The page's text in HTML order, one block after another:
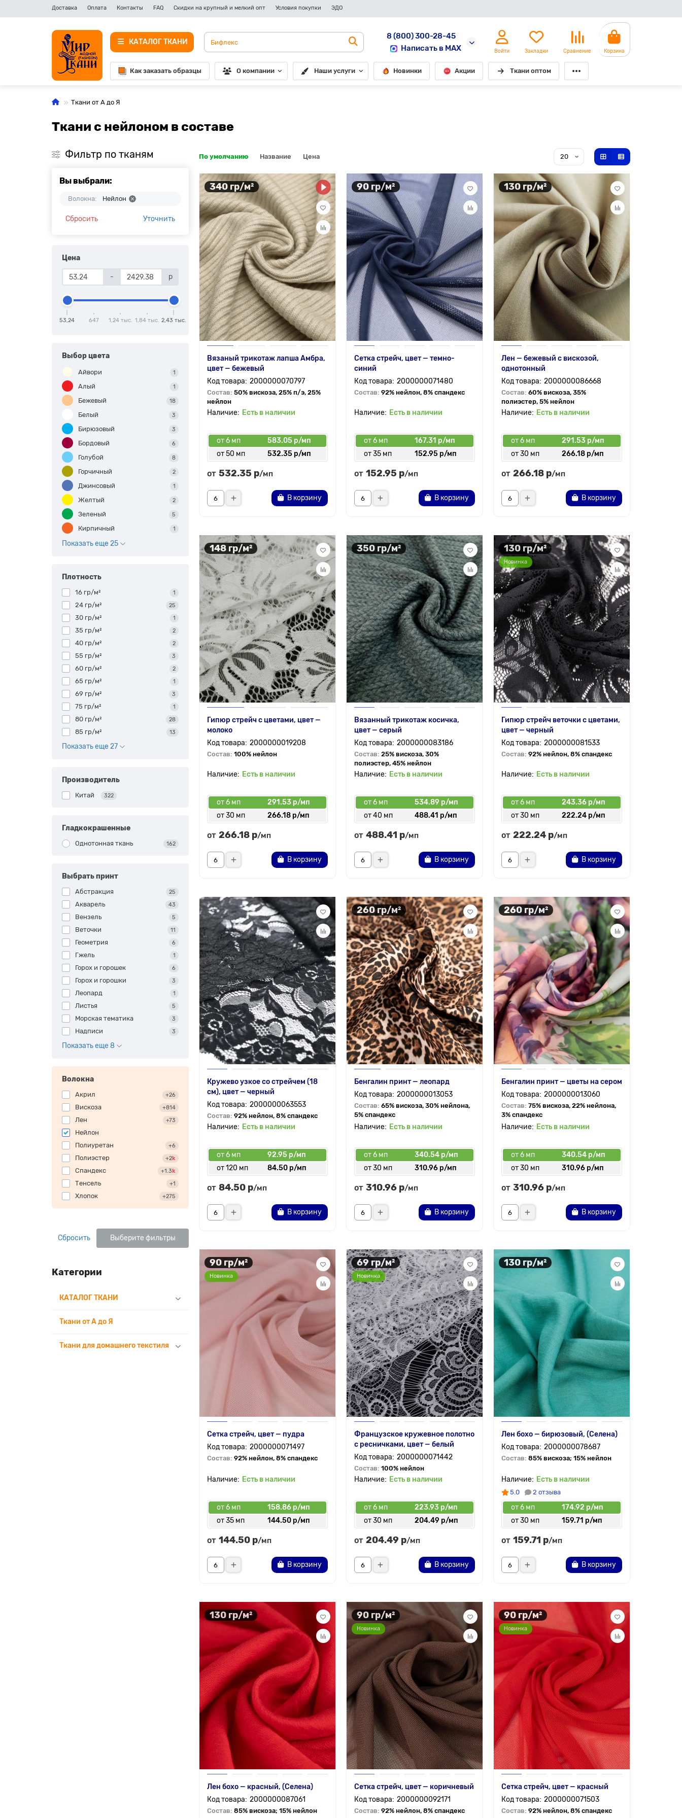
Доставка Оплата Контакты FAQ Скидки на крупный и мелкий опт Условия покупки ЭДО
КАТАЛОГ ТКАНИ
8 (800) 300-28-45
Написать в MAX
Войти Закладки Сравнение Корзина
Как заказать образцы О компании Наши услуги Новинки Акции Ткани оптом
Ткани от А до Я
Ткани с нейлоном в составе
Фильтр по тканям
Вы выбрали:
Волокна: Нейлон
Сбросить Уточнить
Цена
- р
53,24 647 1,24 тыс. 1,84 тыс. 2,43 тыс.
Выбор цвета
Айвори 1
Алый 1
Бежевый 18
Белый 3
Бирюзовый 3
Бордовый 6
Голубой 8
Горчичный 2
Джинсовый 1
Желтый 2
Зеленый 5
Кирпичный 1
Показать еще 25
Плотность
16 гр/м² 1
24 гр/м² 25
30 гр/м² 1
35 гр/м² 2
40 гр/м² 2
55 гр/м² 3
60 гр/м² 2
65 гр/м² 1
69 гр/м² 3
75 гр/м² 1
80 гр/м² 28
85 гр/м² 13
Показать еще 27
Производитель
Китай 322
Гладкокрашенные
Однотонная ткань 162
Выбрать принт
Абстракция 25
Акварель 43
Вензель 5
Веточки 11
Геометрия 6
Гжель 1
Горох и горошек 6
Горох и горошки 3
Леопард 1
Листья 5
Морская тематика 3
Надписи 3
Показать еще 8
Волокна
Акрил +26
Вискоза +814
Лен +73
Нейлон
Полиуретан
+6
Полиэстер +2k
Спандекс +1.3k
Тенсель +1
Хлопок +275
Сбросить Выберите фильтры
Категории
КАТАЛОГ ТКАНИ
Ткани от А до Я
Ткани для домашнего текстиля
По умолчанию Название Цена
340 гр/м²
Вязаный трикотаж лапша Амбра,
цвет — бежевый
2000000070797
Состав: 50% вискоза, 25% п/э, 25%
нейлон
Есть в наличии
от 6 мп
583.05 р/мп
от 50 мп
532.35 р/мп
от 532.35 р/мп
В корзину
90 гр/м²
Сетка стрейч, цвет — темно-
синий
2000000071480
Состав: 92% нейлон, 8% спандекс
Есть в наличии
от 6 мп
167.31 р/мп
от 35 мп
152.95 р/мп
от 152.95 р/мп
В корзину
130 гр/м²
Лен — бежевый с вискозой,
однотонный
2000000086668
Состав: 60% вискоза, 35%
полиэстер, 5% нейлон
Есть в наличии
от 6 мп
291.53 р/мп
от 30 мп
266.18 р/мп
от 266.18 р/мп
В корзину
148 гр/м²
Гипюр стрейч с цветами, цвет —
молоко
2000000019208
Состав: 100% нейлон
Есть в наличии
от 6 мп
291.53 р/мп
от 30 мп
266.18 р/мп
от 266.18 р/мп
В корзину
350 гр/м²
Вязанный трикотаж косичка,
цвет — серый
2000000083186
Состав: 25% вискоза, 30%
полиэстер, 45% нейлон
Есть в наличии
от 6 мп
534.89 р/мп
от 40 мп
488.41 р/мп
от 488.41 р/мп
В корзину
130 гр/м²
Новинка
Гипюр стрейч веточки с цветами,
цвет — черный
2000000081533
Состав: 92% нейлон, 8% спандекс
Есть в наличии
от 6 мп
243.36 р/мп
от 30 мп
222.24 р/мп
от 222.24 р/мп
В корзину
Кружево узкое со стрейчем (18
см), цвет — черный
2000000063553
Состав: 92% нейлон, 8% спандекс
Есть в наличии
от 6 мп
92.95 р/мп
от 120 мп
84.50 р/мп
от 84.50 р/мп
В корзину
260 гр/м²
Бенгалин принт — леопард
2000000013053
Состав: 65% вискоза, 30% нейлона,
5% спандекс
Есть в наличии
от 6 мп
340.54 р/мп
от 30 мп
310.96 р/мп
от 310.96 р/мп
В корзину
260 гр/м²
Бенгалин принт — цветы на сером
2000000013060
Состав: 75% вискоза, 22% нейлона,
3% спандекс
Есть в наличии
от 6 мп
340.54 р/мп
от 30 мп
310.96 р/мп
от 310.96 р/мп
В корзину
90 гр/м²
Новинка
Сетка стрейч, цвет — пудра
2000000071497
Состав: 92% нейлон, 8% спандекс
Есть в наличии
от 6 мп
158.86 р/мп
от 35 мп
144.50 р/мп
от 144.50 р/мп
В корзину
69 гр/м²
Новинка
Французское кружевное полотно
с ресничками, цвет — белый
2000000071442
Состав: 100% нейлон
Есть в наличии
от 6 мп
223.93 р/мп
от 30 мп
204.49 р/мп
от 204.49 р/мп
В корзину
130 гр/м²
Лен бохо — бирюзовый, (Селена)
2000000078687
Состав: 85% вискоза; 15% нейлон
Есть в наличии
5.0 2 отзыва
от 6 мп
174.92 р/мп
от 30 мп
159.71 р/мп
от 159.71 р/мп
В корзину
130 гр/м²
Лен бохо — красный, (Селена)
2000000087061
Состав: 85% вискоза; 15% нейлон
90 гр/м²
Новинка
Сетка стрейч, цвет — коричневый
2000000092171
Состав: 92% нейлон, 8% спандекс
90 гр/м²
Новинка
Сетка стрейч, цвет — красный
2000000071503
Состав: 92% нейлон, 8% спандекс